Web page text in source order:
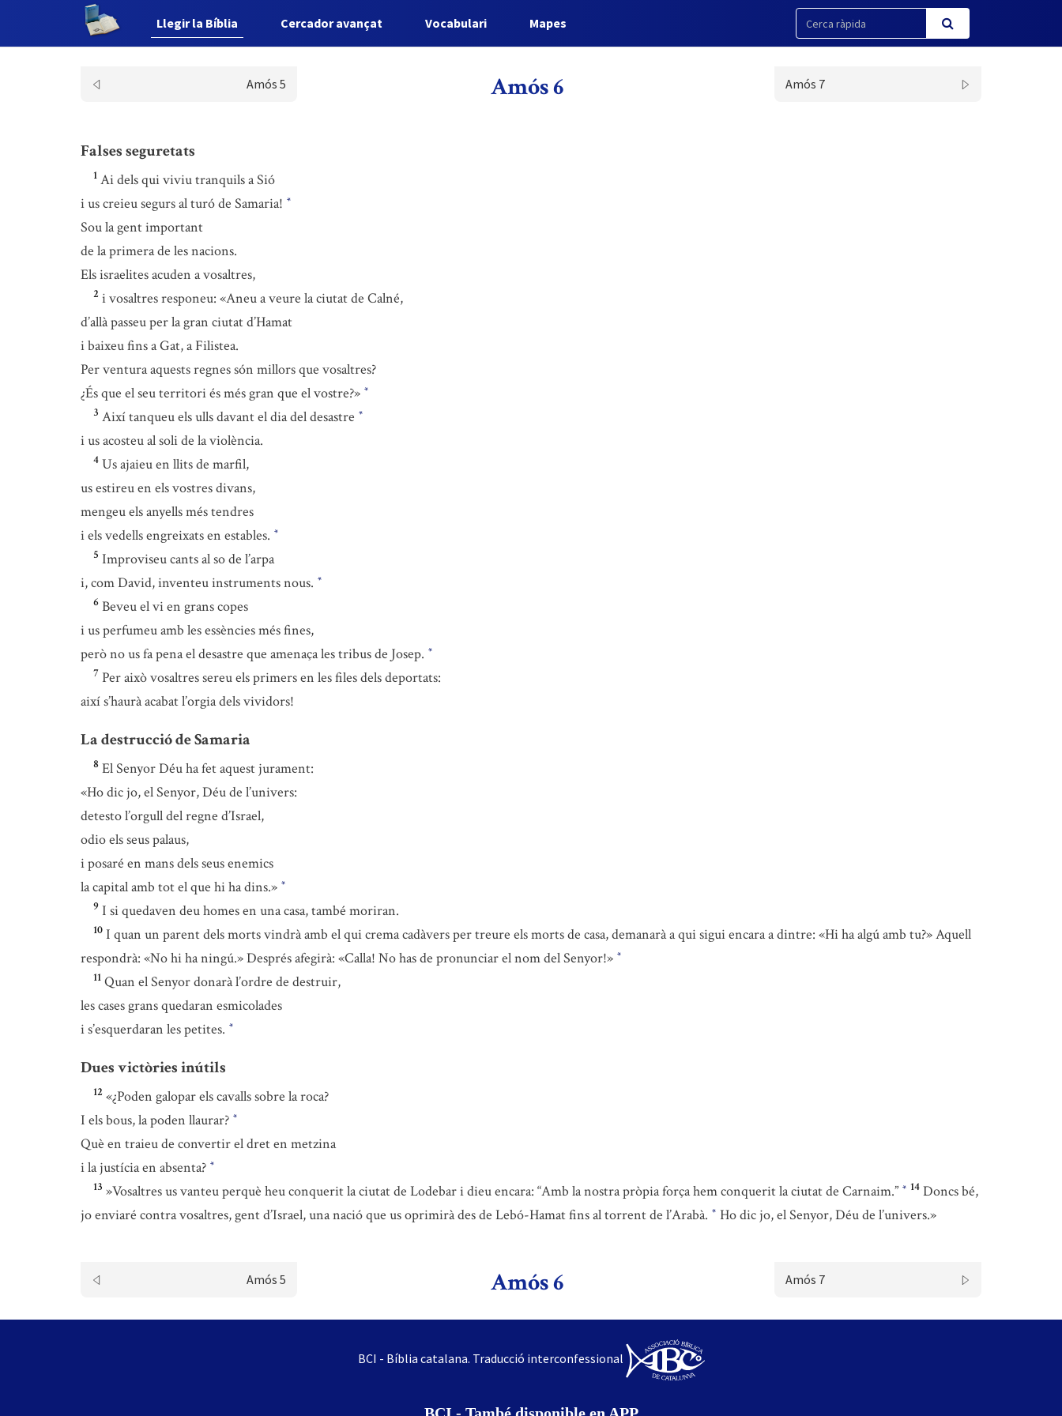
Llegir la Bíblia Cercador avançat Vocabulari Mapes
Amós 5 Amós 6 Amós 7
Falses seguretats
1 Ai dels qui viviu tranquils a Sió
i us creieu segurs al turó de Samaria! *
Sou la gent important
de la primera de les nacions.
Els israelites acuden a vosaltres,
2 i vosaltres responeu: «Aneu a veure la ciutat de Calné,
d’allà passeu per la gran ciutat d’Hamat
i baixeu fins a Gat, a Filistea.
Per ventura aquests regnes són millors que vosaltres?
¿És que el seu territori és més gran que el vostre?» *
3 Així tanqueu els ulls davant el dia del desastre *
i us acosteu al soli de la violència.
4 Us ajaieu en llits de marfil,
us estireu en els vostres divans,
mengeu els anyells més tendres
i els vedells engreixats en estables. *
5 Improviseu cants al so de l’arpa
i, com David, inventeu instruments nous. *
6 Beveu el vi en grans copes
i us perfumeu amb les essències més fines,
però no us fa pena el desastre que amenaça les tribus de Josep. *
7 Per això vosaltres sereu els primers en les files dels deportats:
així s’haurà acabat l’orgia dels vividors!
La destrucció de Samaria
8 El Senyor Déu ha fet aquest jurament:
«Ho dic jo, el Senyor, Déu de l’univers:
detesto l’orgull del regne d’Israel,
odio els seus palaus,
i posaré en mans dels seus enemics
la capital amb tot el que hi ha dins.» *
9 I si quedaven deu homes en una casa, també moriran.
10 I quan un parent dels morts vindrà amb el qui crema cadàvers per treure els morts de casa, demanarà a qui sigui encara a dintre: «Hi ha algú amb tu?» Aquell
respondrà: «No hi ha ningú.» Després afegirà: «Calla! No has de pronunciar el nom del Senyor!» *
11 Quan el Senyor donarà l’ordre de destruir,
les cases grans quedaran esmicolades
i s’esquerdaran les petites. *
Dues victòries inútils
12 «¿Poden galopar els cavalls sobre la roca?
I els bous, la poden llaurar? *
Què en traieu de convertir el dret en metzina
i la justícia en absenta? *
13 »Vosaltres us vanteu perquè heu conquerit la ciutat de Lodebar i dieu encara: “Amb la nostra pròpia força hem conquerit la ciutat de Carnaim.” * 14 Doncs bé,
jo enviaré contra vosaltres, gent d’Israel, una nació que us oprimirà des de Lebó-Hamat fins al torrent de l’Arabà. * Ho dic jo, el Senyor, Déu de l’univers.»
Amós 5 Amós 6 Amós 7
BCI - Bíblia catalana. Traducció interconfessional